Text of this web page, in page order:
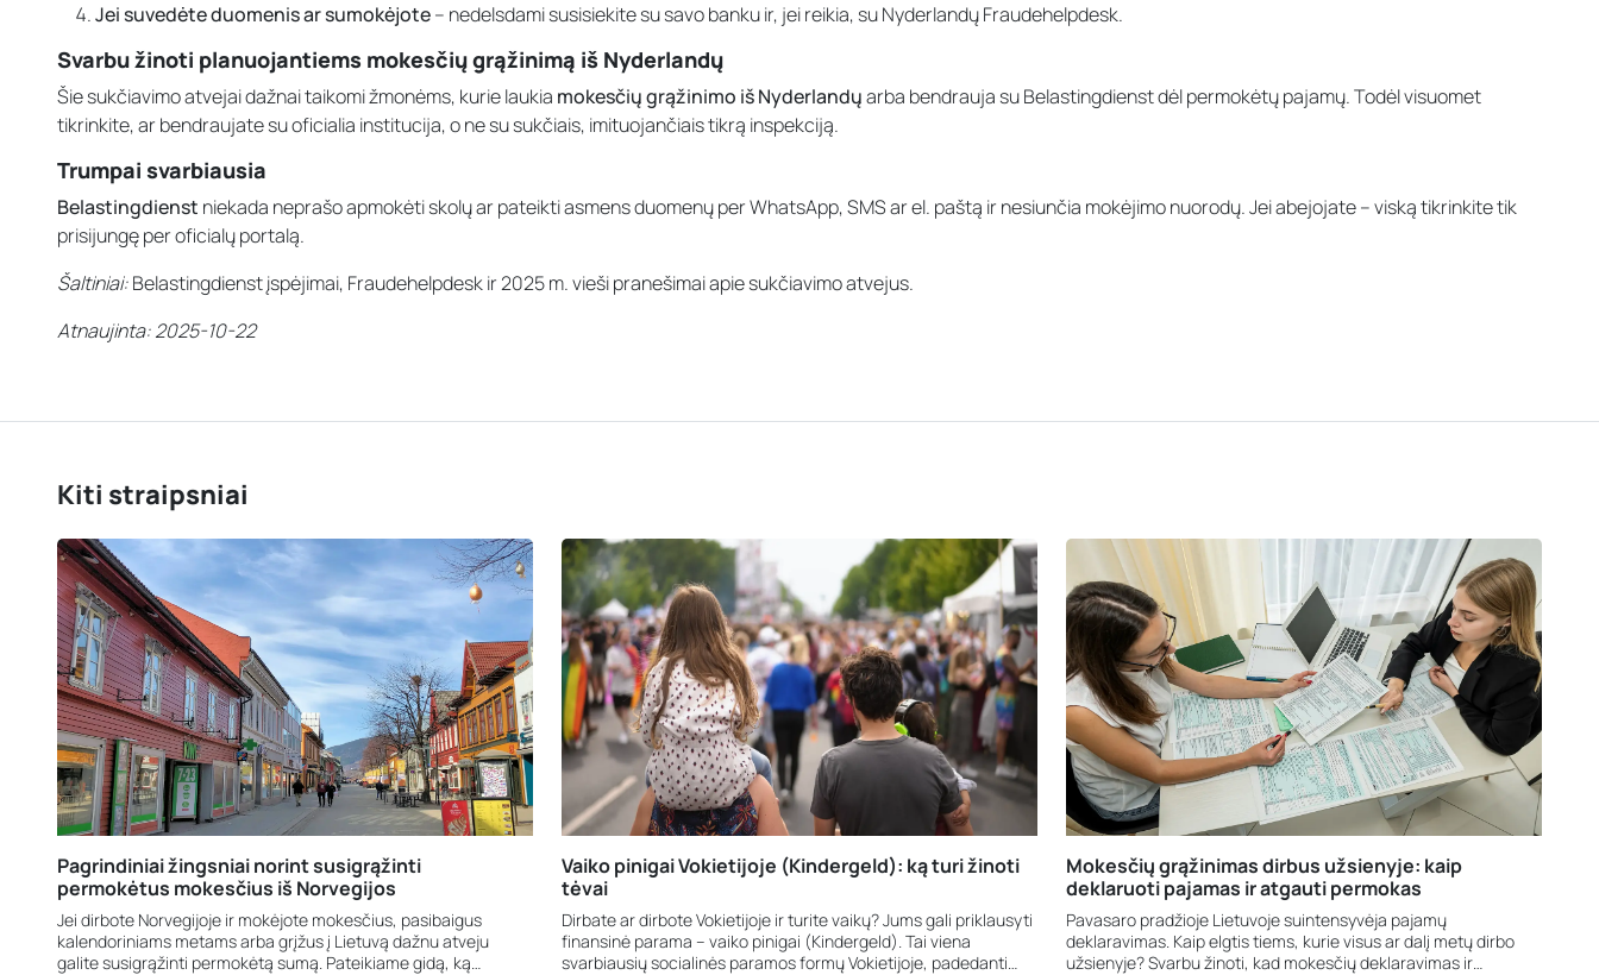
Jei suvedėte duomenis ar sumokėjote– nedelsdami susisiekite su savo banku ir, jei reikia, su Nyderlandų Fraudehelpdesk.
Svarbu žinoti planuojantiems mokesčių grąžinimą iš Nyderlandų
Šie sukčiavimo atvejai dažnai taikomi žmonėms, kurie laukia mokesčių grąžinimo iš Nyderlandųarba bendrauja su Belastingdienst dėl permokėtų pajamų. Todėl visuomet
tikrinkite, ar bendraujate su oficialia institucija, o ne su sukčiais, imituojančiais tikrą inspekciją.
Trumpai svarbiausia
Belastingdienst niekada neprašo apmokėti skolų ar pateikti asmens duomenų per WhatsApp, SMS ar el. paštą ir nesiunčia mokėjimo nuorodų. Jei abejojate – viską tikrinkite tik
prisijungę per oficialų portalą.
Šaltiniai:Belastingdienst įspėjimai, Fraudehelpdesk ir 2025 m. vieši pranešimai apie sukčiavimo atvejus.
Atnaujinta: 2025-10-22
Kiti straipsniai
Pagrindiniai žingsniai norint susigrąžinti
permokėtus mokesčius iš Norvegijos
Jei dirbote Norvegijoje ir mokėjote mokesčius, pasibaigus
kalendoriniams metams arba grįžus į Lietuvą dažnu atveju
galite susigrąžinti permokėtą sumą. Pateikiame gidą, ką
Vaiko pinigai Vokietijoje (Kindergeld): ką turi žinoti
tėvai
Dirbate ar dirbote Vokietijoje ir turite vaikų? Jums gali priklausyti
finansinė parama – vaiko pinigai (Kindergeld). Tai viena
svarbiausių socialinės paramos formų Vokietijoje, padedanti
Mokesčių grąžinimas dirbus užsienyje: kaip
deklaruoti pajamas ir atgauti permokas
Pavasaro pradžioje Lietuvoje suintensyvėja pajamų
deklaravimas. Kaip elgtis tiems, kurie visus ar dalį metų dirbo
užsienyje? Svarbu žinoti, kad mokesčių deklaravimas ir